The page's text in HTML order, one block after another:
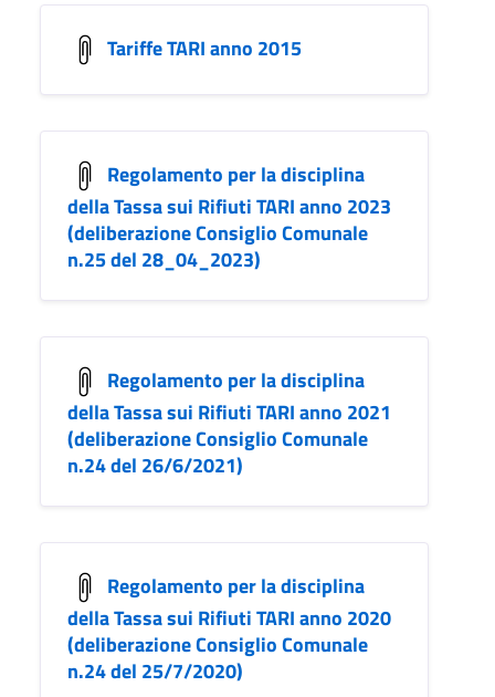
Tariffe TARI anno 2015
Regolamento per la disciplina
della Tassa sui Rifiuti TARI anno 2023
(deliberazione Consiglio Comunale
n.25 del 28_04_2023)
Regolamento per la disciplina
della Tassa sui Rifiuti TARI anno 2021
(deliberazione Consiglio Comunale
n.24 del 26/6/2021)
Regolamento per la disciplina
della Tassa sui Rifiuti TARI anno 2020
(deliberazione Consiglio Comunale
n.24 del 25/7/2020)